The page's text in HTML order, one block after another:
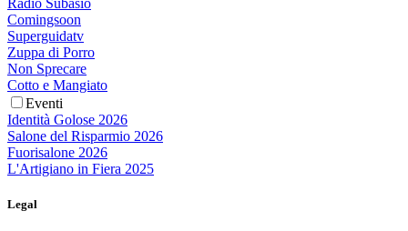
Radio Subasio
Comingsoon
Superguidatv
Zuppa di Porro
Non Sprecare
Cotto e Mangiato
Eventi
Identità Golose 2026
Salone del Risparmio 2026
Fuorisalone 2026
L'Artigiano in Fiera 2025
Legal